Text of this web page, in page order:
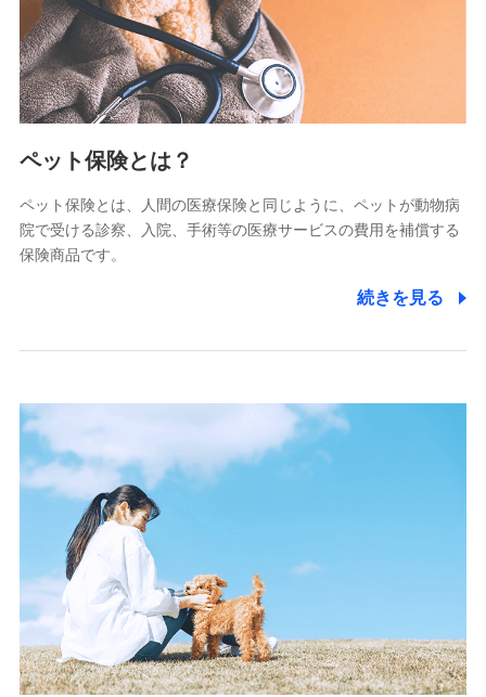
（https://www.manulife.co.jp/）
三井住友海上あいおい生命保険株式会社
（https://www.msa-life.co.jp/）
メットライフ生命株式会社
(https://www.metlife.co.jp/)
（https://www.medicarelife.com/）
■少額短期保険
株式会社アシロ少額短期保険
(https://kailash.co.jp/)
スマートプラス少額短期保険株式会社
（https://www.smartplus-insurance.com/）
チューリッヒ少額短期保険株式会社
(https://www.zurichssi.co.jp/)
Tokio Marine X少額短期保険株式会社
(https://www.tokiomarine-x.co.jp/)
ペットメディカルサポート株式会社
(https://pshoken.co.jp/)
リトルファミリー少額短期保険株式会社
(https://www.littlefamily-ssi.com/)
2.共同募集を行う代理店から受領する個人情報
ペット保険とは？
ペット保険とは、人間の医療保険と同じように、ペットが動物病
院で受ける診察、入院、手術等の医療サービスの費用を補償する
保険商品です。
続きを見る